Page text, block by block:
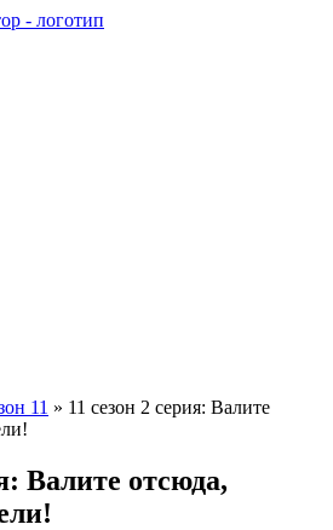
11 » 11 сезон 2 серия: Валите
Валите отсюда,